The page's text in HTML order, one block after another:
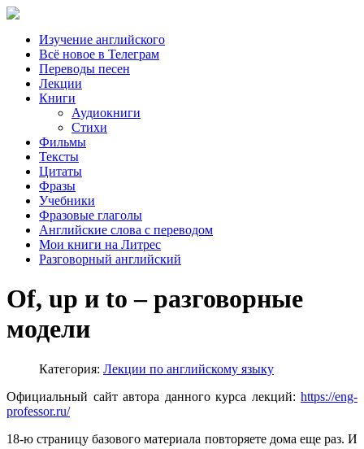
Изучение английского
Всё новое в Телеграм
Переводы песен
Лекции
Книги
Аудиокниги
Стихи
Фильмы
Тексты
Цитаты
Фразы
Учебники
Фразовые глаголы
Английские слова с переводом
Мои книги на Литрес
Разговорный английский
Of, up и to – разговорные
модели
Категория: Лекции по английскому языку
Официальный сайт автора данного курса лекций: https://eng-
professor.ru/
18-ю страницу базового материала повторяете дома еще раз. И